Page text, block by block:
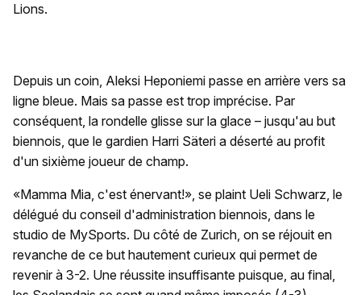
Lions.
Depuis un coin, Aleksi Heponiemi passe en arrière vers sa
ligne bleue. Mais sa passe est trop imprécise. Par
conséquent, la rondelle glisse sur la glace – jusqu'au but
biennois, que le gardien Harri Säteri a déserté au profit
d'un sixième joueur de champ.
«Mamma Mia, c'est énervant!», se plaint Ueli Schwarz, le
délégué du conseil d'administration biennois, dans le
studio de MySports. Du côté de Zurich, on se réjouit en
revanche de ce but hautement curieux qui permet de
revenir à 3-2. Une réussite insuffisante puisque, au final,